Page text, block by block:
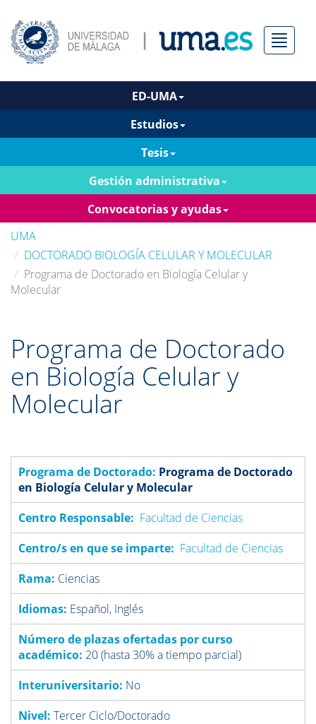
Menú
ED-UMA
Estudios
Tesis
Gestión administrativa
Convocatorias y ayudas
UMA
DOCTORADO BIOLOGÍA CELULAR Y MOLECULAR
Programa de Doctorado en Biología Celular y
Molecular
Programa de Doctorado
en Biología Celular y
Molecular
Programa de Doctorado: Programa de Doctorado
en Biología Celular y Molecular
Centro Responsable: Facultad de Ciencias
Centro/s en que se imparte: Facultad de Ciencias
Rama: Ciencias
Idiomas: Español, Inglés
Número de plazas ofertadas por curso
académico: 20 (hasta 30% a tiempo parcial)
Interuniversitario: No
Nivel: Tercer Ciclo/Doctorado